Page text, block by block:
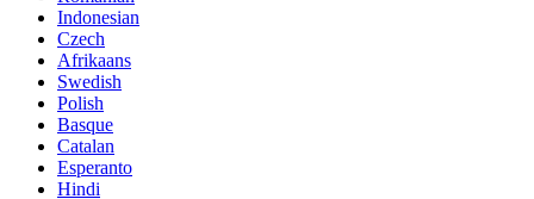
Indonesian
Czech
Afrikaans
Swedish
Polish
Basque
Catalan
Esperanto
Hindi